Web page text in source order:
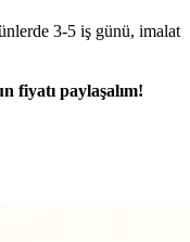
3-5 iş günü, imalat
fiyatı paylaşalım!